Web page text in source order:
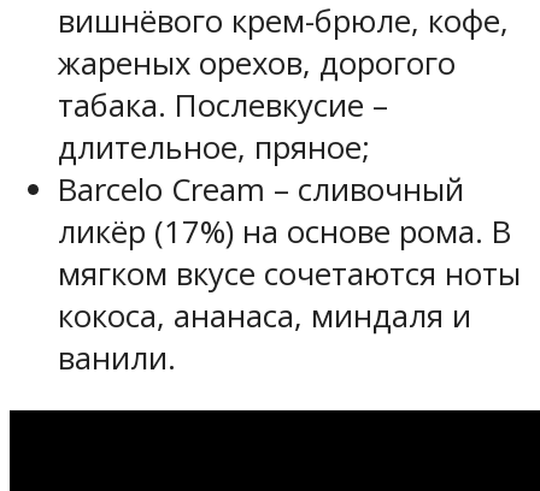
вишнёвого крем-брюле, кофе,
жареных орехов, дорогого
табака. Послевкусие –
длительное, пряное;
Barcelo Cream – сливочный
ликёр (17%) на основе рома. В
мягком вкусе сочетаются ноты
кокоса, ананаса, миндаля и
ванили.